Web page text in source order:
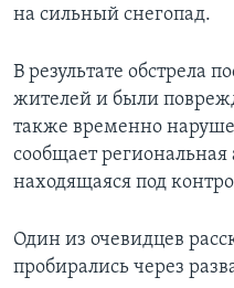
на сильный снегопад.
В результате обстрела
жителей и были
также временно
сообщает
находящаяся под
Один из очевидцев
пробирались через